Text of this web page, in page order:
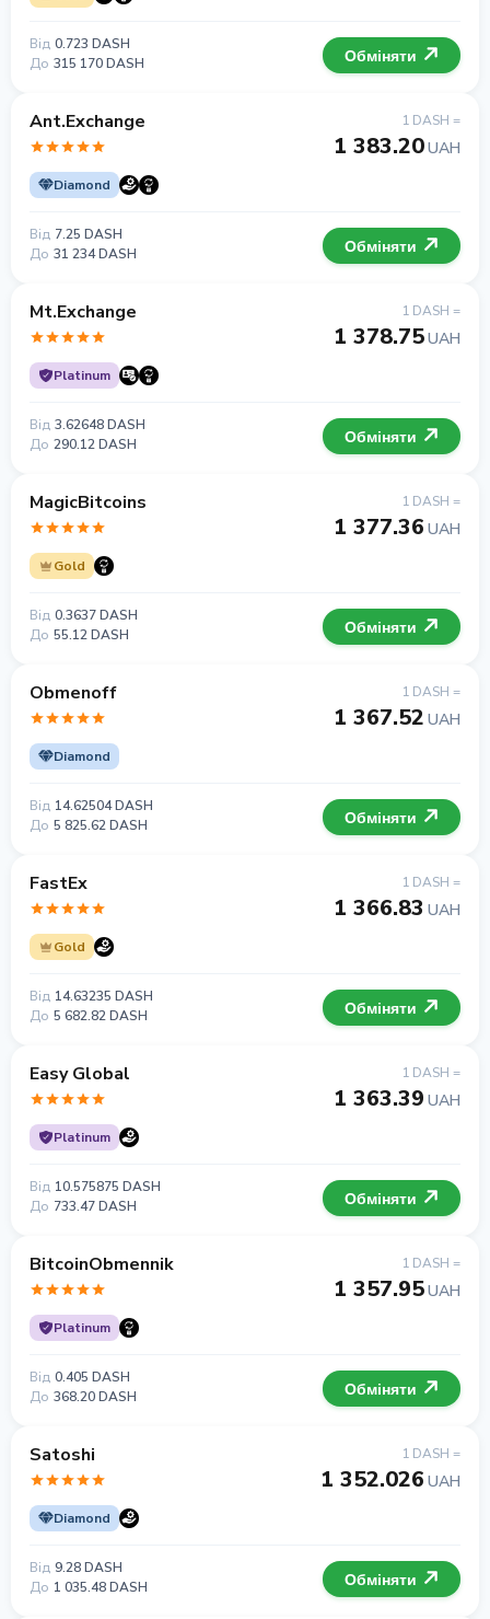
Від 0.723 DASH
До 315 170 DASH Обміняти
Ant.Exchange
Diamond
1 DASH =
1 383.20UAH
Від 7.25 DASH
До 31 234 DASH Обміняти
Mt.Exchange
Platinum
1 DASH =
1 378.75UAH
Від 3.62648 DASH
До 290.12 DASH Обміняти
MagicBitcoins
Gold
1 DASH =
1 377.36 UAH
Від 0.3637 DASH
До 55.12 DASH Обміняти
Obmenoff
Diamond
1 DASH =
1 367.52 UAH
Від 14.62504 DASH
До 5 825.62 DASH Обміняти
FastEx
Gold
1 DASH =
1 366.83 UAH
Від 14.63235 DASH
До 5 682.82 DASH Обміняти
Easy Global
Platinum
1 DASH =
1 363.39 UAH
Від 10.575875 DASH
До 733.47 DASH Обміняти
BitcoinObmennik
Platinum
1 DASH =
1 357.95UAH
Від 0.405 DASH
До 368.20 DASH Обміняти
Satoshi
Diamond
1 DASH =
1 352.026 UAH
Від 9.28 DASH
До 1 035.48 DASH Обміняти